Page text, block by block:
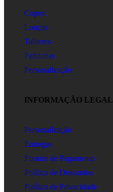
Copos
Louças
Talheres
Palhinhas
Personalização
INFORMAÇÃO LEGAL
Personalização
Entregas
Formas de Pagamento
Política de Descontos
Política de Privacidade